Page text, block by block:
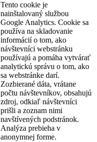
Tento cookie je
nainštalovaný službou
Google Analytics. Cookie sa
používa na skladovanie
informácií o tom, ako
návštevníci webstránku
používajú a pomáha vytvárať
analytickú správu o tom, ako
sa webstránke darí.
Zozbierané dáta, vrátane
počtu návštevníkov, obsahujú
zdroj, odkiaľ návštevníci
prišli a zoznam nimi
navštívených podstránok.
Analýza prebieha v
anonymnej forme.